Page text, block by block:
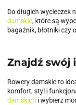
Do długich wycieczek
damskie, które są
bagażnik, błotniki czy
Znajdź swój
Rowery damskie to
komfort, styl i
damskich i wybierz